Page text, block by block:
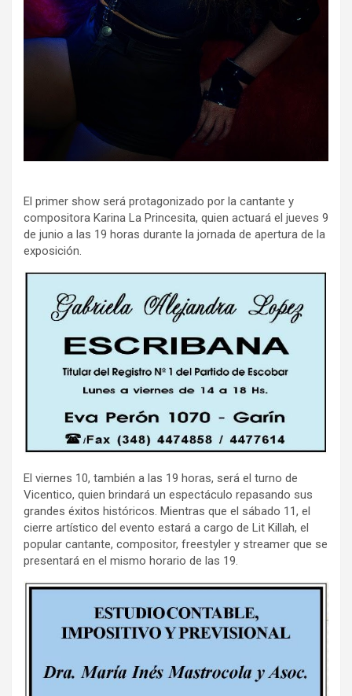
El primer show será protagonizado por la cantante y
compositora Karina La Princesita, quien actuará el jueves 9
de junio a las 19 horas durante la jornada de apertura de la
exposición.
El viernes 10, también a las 19 horas, será el turno de
Vicentico, quien brindará un espectáculo repasando sus
grandes éxitos históricos. Mientras que el sábado 11, el
cierre artístico del evento estará a cargo de Lit Killah, el
popular cantante, compositor, freestyler y streamer que se
presentará en el mismo horario de las 19.